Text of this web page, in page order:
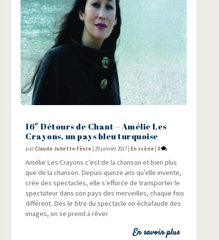
16e Détours de Chant – Amélie Les
Crayons, un pays bleu turquoise
par Claude Juliette Fèvre |29 janvier 2017 En scène 0
Amé­lie Les Crayons c’est de la chan­son et bien plus
que de la chan­son. Depuis quinze ans qu’elle invente,
crée des spec­tacles, elle s’efforce de trans­por­ter le
spec­ta­teur dans son pays des mer­veilles, chaque fois
dif­fé­rent. Dès le titre du spec­tacle on écha­faude des
images, on se prend à rêver
En savoir plus